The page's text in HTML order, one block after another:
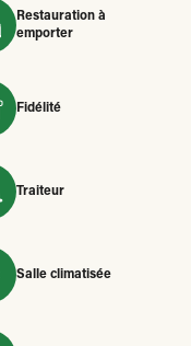
Restauration à
emporter
Fidélité
Traiteur
Salle climatisée